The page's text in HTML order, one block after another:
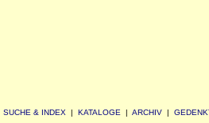
SUCHE & INDEX | KATALOGE | ARCHIV |